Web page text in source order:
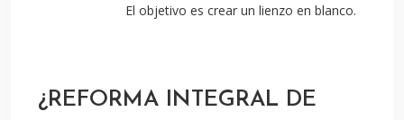
El objetivo es crear un lienzo en blanco.
¿REFORMA INTEGRAL DE